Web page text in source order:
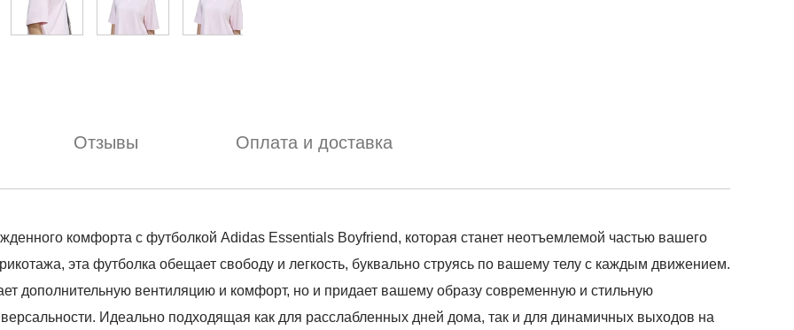
Отзывы Оплата и доставка
комфорта с футболкой Adidas Essentials Boyfriend, которая станет неотъемлемой частью вашего
эта футболка обещает свободу и легкость, буквально струясь по вашему телу с каждым движением.
дополнительную вентиляцию и комфорт, но и придает вашему образу современную и стильную
Идеально подходящая как для расслабленных дней дома, так и для динамичных выходов на